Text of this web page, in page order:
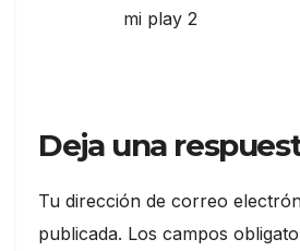
mi play 2
Deja una
Tu dirección de correo
publicada. Los campos